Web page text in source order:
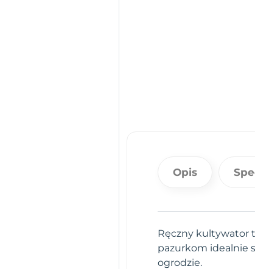
Opis
Ręczny kultywator
pazurkom idealnie
ogrodzie.